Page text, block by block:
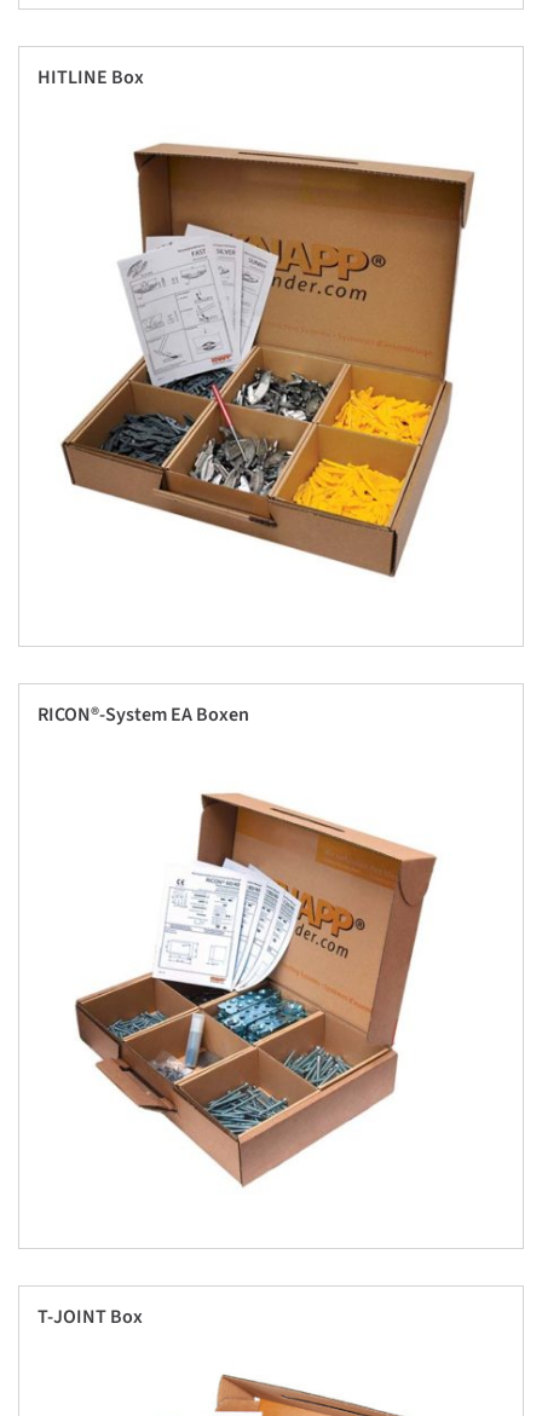
HITLINE Box
RICON®-System EA Boxen
T-JOINT Box